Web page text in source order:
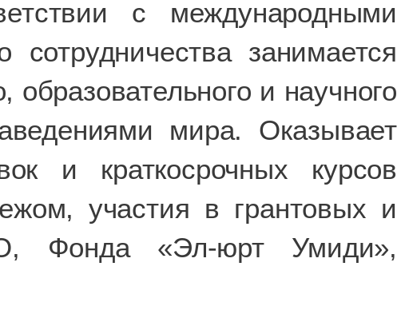
с международными
занимается
образовательного и научного
мира. Оказывает
и краткосрочных курсов
участия в грантовых и
Фонда «Эл-юрт Умиди»,